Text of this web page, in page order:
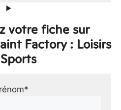
votre fiche sur
Factory : Loisirs